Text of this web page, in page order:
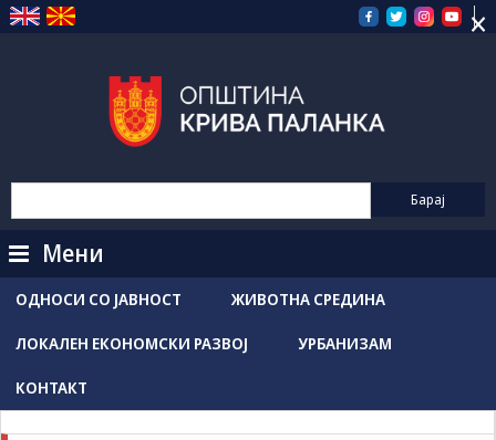
Прескокнете
Мени
ОДНОСИ СО ЈАВНОСТ ЖИВОТНА СРЕДИНА
ЛОКАЛЕН ЕКОНОМСКИ РАЗВОЈ УРБАНИЗАМ
КОНТАКТ
×